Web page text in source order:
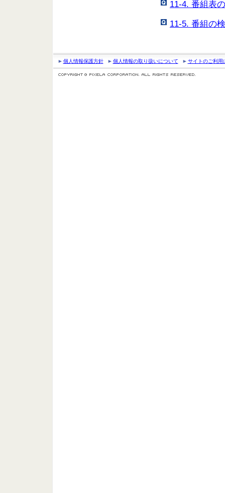
11-4. 番組表
11-5. 番組の
個人情報保護方針 個人情報の取り扱いについて サイトのご利用